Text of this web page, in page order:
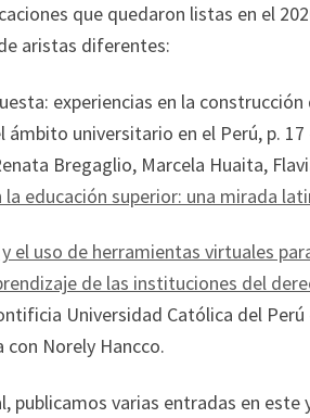
que quedaron listas en el
aristas diferentes:
experiencias en la
universitario en el Perú, p. 17
Bregaglio, Marcela Huaita,
educación superior: una mirada
el uso de herramientas virtuales
de las instituciones del
Universidad Católica del
con Norely Hancco.
publicamos varias entradas en